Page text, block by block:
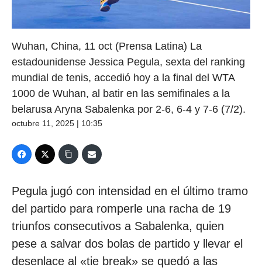
Wuhan, China, 11 oct (Prensa Latina) La
estadounidense Jessica Pegula, sexta del ranking
mundial de tenis, accedió hoy a la final del WTA
1000 de Wuhan, al batir en las semifinales a la
belarusa Aryna Sabalenka por 2-6, 6-4 y 7-6 (7/2).
octubre 11, 2025 | 10:35
Pegula jugó con intensidad en el último tramo
del partido para romperle una racha de 19
triunfos consecutivos a Sabalenka, quien
pese a salvar dos bolas de partido y llevar el
desenlace al «tie break» se quedó a las